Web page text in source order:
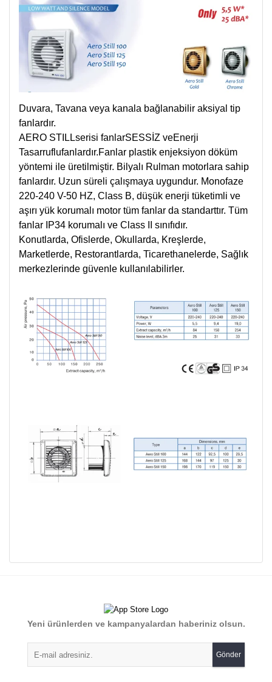
Duvara, Tavana veya kanala bağlanabilir aksiyal tip
fanlardır.
AERO STILLserisi fanlarSESSİZ veEnerji
Tasarruflufanlardır.Fanlar plastik enjeksiyon döküm
yöntemi ile üretilmiştir. Bilyalı Rulman motorlara sahip
fanlardır. Uzun süreli çalışmaya uygundur. Monofaze
220-240 V-50 HZ, Class B, düşük enerji tüketimli ve
aşırı yük korumalı motor tüm fanlar da standarttır. Tüm
fanlar IP34 korumalı ve Class II sınıfıdır.
Konutlarda, Ofislerde, Okullarda, Kreşlerde,
Marketlerde, Restorantlarda, Ticarethanelerde, Sağlık
merkezlerinde güvenle kullanılabilirler.
Yorum Yaz
Ürün resmi kalitesiz, bozuk veya görüntülenemiyor.
Ürün açıklamasında eksik bilgiler bulunuyor.
Ürün bilgilerinde hatalar bulunuyor.
Yeni ürünlerden ve kampanyalardan haberiniz olsun.
Gönder